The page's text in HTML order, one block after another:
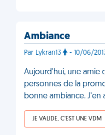
Ambiance
Par Lykran13 - 10/06/
Aujourd'hui, une amie
personnes de la
bonne ambiance. J'en
JE VALIDE, C'EST UNE VDM